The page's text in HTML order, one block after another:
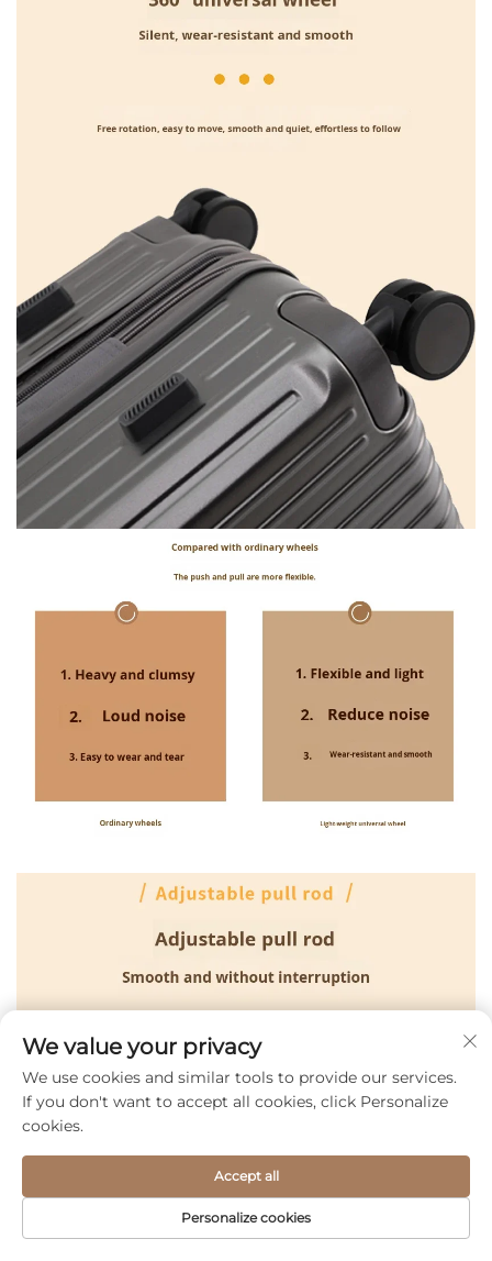
We value your privacy
We use cookies and similar tools to provide our services.
If you don't want to accept all cookies, click Personalize
cookies.
Personalize cookies
Accept all